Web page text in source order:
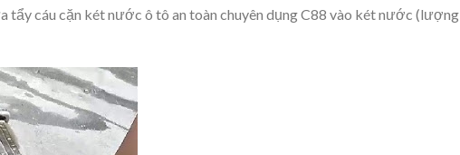
tẩy cáu cặn két nước ô tô an toàn chuyên dụng C88 vào két nước (lượng